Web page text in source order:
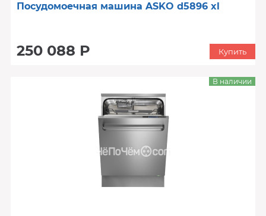
Посудомоечная машина ASKO d5896 xl
250 088 Р Купить
В наличии